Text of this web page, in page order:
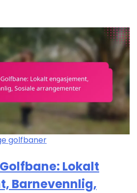
golfbaner
Lokalt
Barnevennlig,